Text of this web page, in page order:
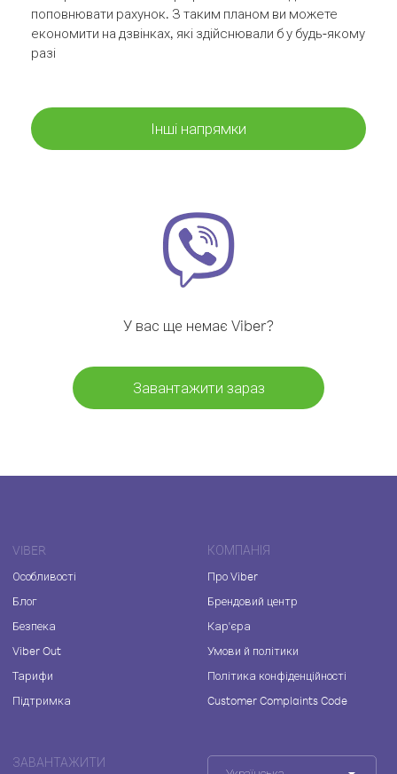
поповнювати рахунок. З таким планом ви можете
економити на дзвінках, які здійснювали б у будь-якому
разі
Інші напрямки
У вас ще немає Viber?
Завантажити зараз
VIBER
Особливості
Блог
Безпека
Viber Out
Тарифи
Підтримка
КОМПАНІЯ
Про Viber
Брендовий центр
Кар'єра
Умови й політики
Політика конфіденційності
Customer Complaints Code
ЗАВАНТАЖИТИ